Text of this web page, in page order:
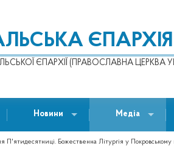
ЄПАРХІЯ
ЄПАРХІЇ (ПРАВОСЛАВНА ЦЕРКВА
Новини Медіа
П'ятидесятниці. Божественна Літургія у